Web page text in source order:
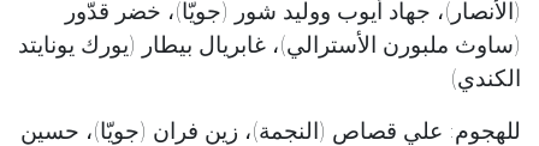
(الأنصار)، جهاد أيوب ووليد شور (جويّا)، خضر قدّور
(ساوث ملبورن الأسترالي)، غابريال بيطار (يورك يونايتد
الكندي)
للهجوم: علي قصاص (النجمة)، زين فران (جويّا)، حسين